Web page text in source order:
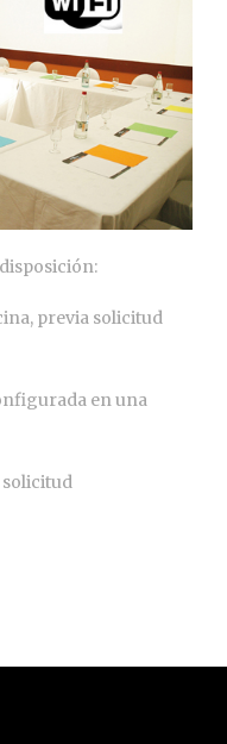
previa solicitud
en una
solicitud